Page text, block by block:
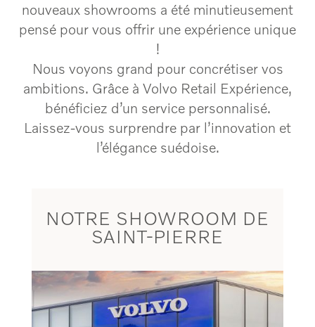
nouveaux showrooms a été minutieusement
pensé pour vous offrir une expérience unique
!
Nous voyons grand pour concrétiser vos
ambitions. Grâce à Volvo Retail Expérience,
bénéficiez d’un service personnalisé.
Laissez-vous surprendre par l’innovation et
l’élégance suédoise.
NOTRE SHOWROOM DE
SAINT-PIERRE